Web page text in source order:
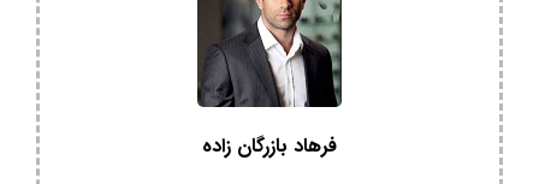
فرهاد بازرگان زاده